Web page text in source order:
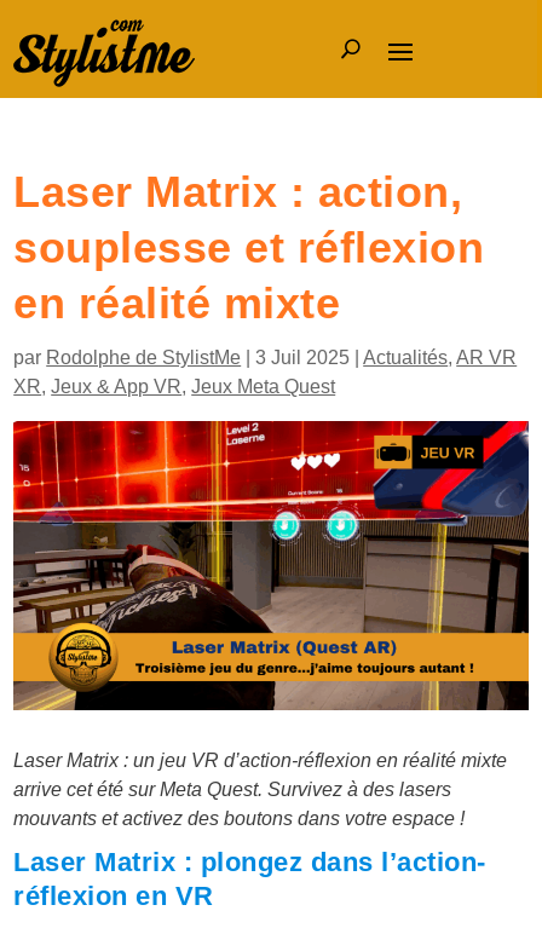
Laser Matrix : action,
souplesse et réflexion
en réalité mixte
par Rodolphe de StylistMe |3 Juil 2025 |Actualités,AR VR
XR,Jeux & App VR,Jeux Meta Quest
Laser Matrix : un jeu VR d’action-réflexion en réalité mixte
arrive cet été sur Meta Quest. Survivez à des lasers
mouvants et activez des boutons dans votre espace !
Laser Matrix : plongez dans l’action-
réflexion en VR